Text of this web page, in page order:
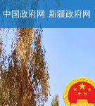
中国政府网 新疆政府网